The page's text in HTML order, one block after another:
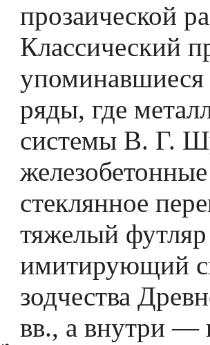
прозаической
Классический
упоминавшиеся
ряды, где
системы В. Г.
стеклянное
тяжелый
имитирующий
зодчества
вв., а внутри —